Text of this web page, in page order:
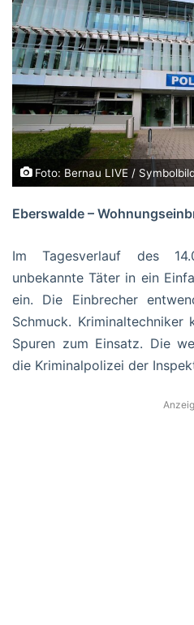
Foto: Bernau LIVE /
Eberswalde –
Im Tagesverlauf des
unbekannte Täter in ein
ein. Die Einbrecher
Schmuck. Kriminaltechniker
Spuren zum Einsatz. Die
die Kriminalpolizei der